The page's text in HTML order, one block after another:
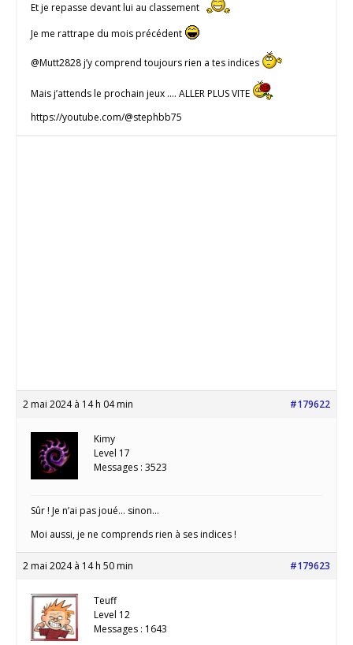
Et je repasse devant lui au classement
Je me rattrape du mois précédent
@Mutt2828 j’y comprend toujours rien a tes indices
Mais j’attends le prochain jeux …. ALLER PLUS VITE
https://youtube.com/@stephbb75
2 mai 2024 à 14 h 04 min #179622
Kimy
Level 17
Messages : 3523
Sûr ! Je n’ai pas joué… sinon…
Moi aussi, je ne comprends rien à ses indices !
2 mai 2024 à 14 h 50 min #179623
Teuff
Level 12
Messages : 1643